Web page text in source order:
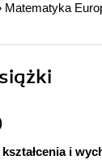
Matematyka
i